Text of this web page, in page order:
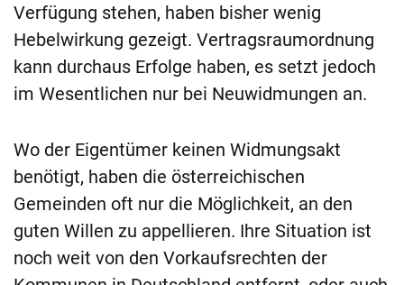
Verfügung stehen, haben bisher wenig
Hebelwirkung gezeigt. Vertragsraumordnung
kann durchaus Erfolge haben, es setzt jedoch
im Wesentlichen nur bei Neuwidmungen an.
Wo der Eigentümer keinen Widmungsakt
benötigt, haben die österreichischen
Gemeinden oft nur die Möglichkeit, an den
guten Willen zu appellieren. Ihre Situation ist
noch weit von den Vorkaufsrechten der